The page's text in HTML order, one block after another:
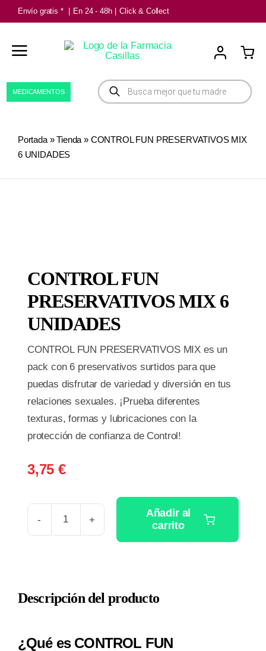
Saltar
al
contenido
Envío gratis * En 24 - 48h Click & Collect
Búsqueda
de
productos
MEDICAMENTOS
Portada»Tienda » CONTROL FUN PRESERVATIVOS MIX
6 UNIDADES
CONTROL FUN
PRESERVATIVOS MIX 6
UNIDADES
CONTROL FUN PRESERVATIVOS MIX es un
pack con 6 preservativos surtidos para que
puedas disfrutar de variedad y diversión en tus
relaciones sexuales. ¡Prueba diferentes
texturas, formas y lubricaciones con la
protección de confianza de Control!
3,75 €
6
Añadir al
carrito
Descripción del producto
¿Qué es CONTROL FUN